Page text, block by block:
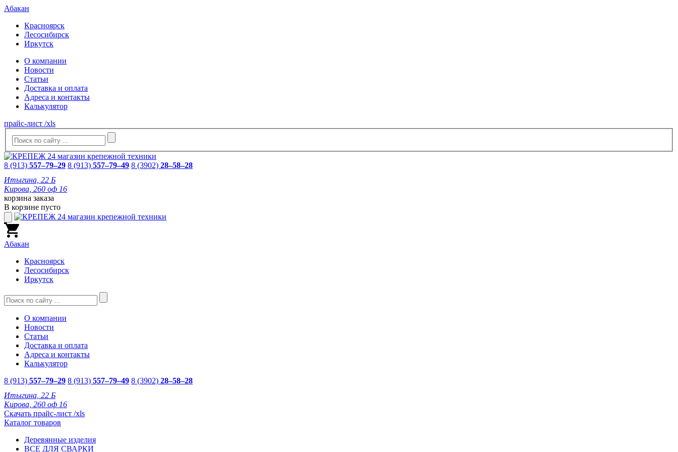
Абакан
Красноярск
Лесосибирск
Иркутск
О компании
Новости
Статьи
Доставка и оплата
Адреса и контакты
Калькулятор
прайс-лист /xls
8 (913) 557–79–29 8 (913) 557–79–49 8 (3902) 28–58–28
Итыгина, 22 Б
Кирова, 260 оф 16
корзина заказа
В корзине пусто
Абакан
Красноярск
Лесосибирск
Иркутск
О компании
Новости
Статьи
Доставка и оплата
Адреса и контакты
Калькулятор
8 (913) 557–79–29 8 (913) 557–79–49 8 (3902) 28–58–28
Итыгина, 22 Б
Кирова, 260 оф 16
Скачать прайс-лист /xls
Каталог товаров
Деревянные изделия
ВСЕ ДЛЯ СВАРКИ